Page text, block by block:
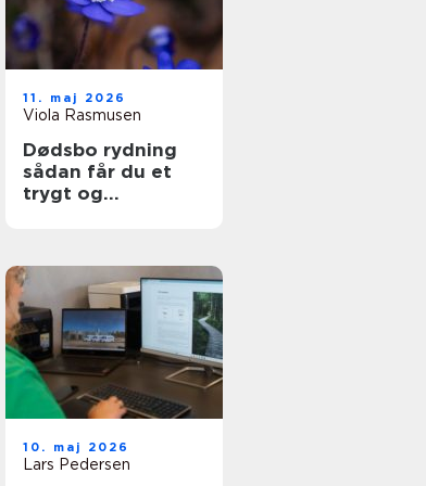
11. maj 2026
Viola Rasmusen
Dødsbo rydning
sådan får du et
trygt og
10. maj 2026
Lars Pedersen